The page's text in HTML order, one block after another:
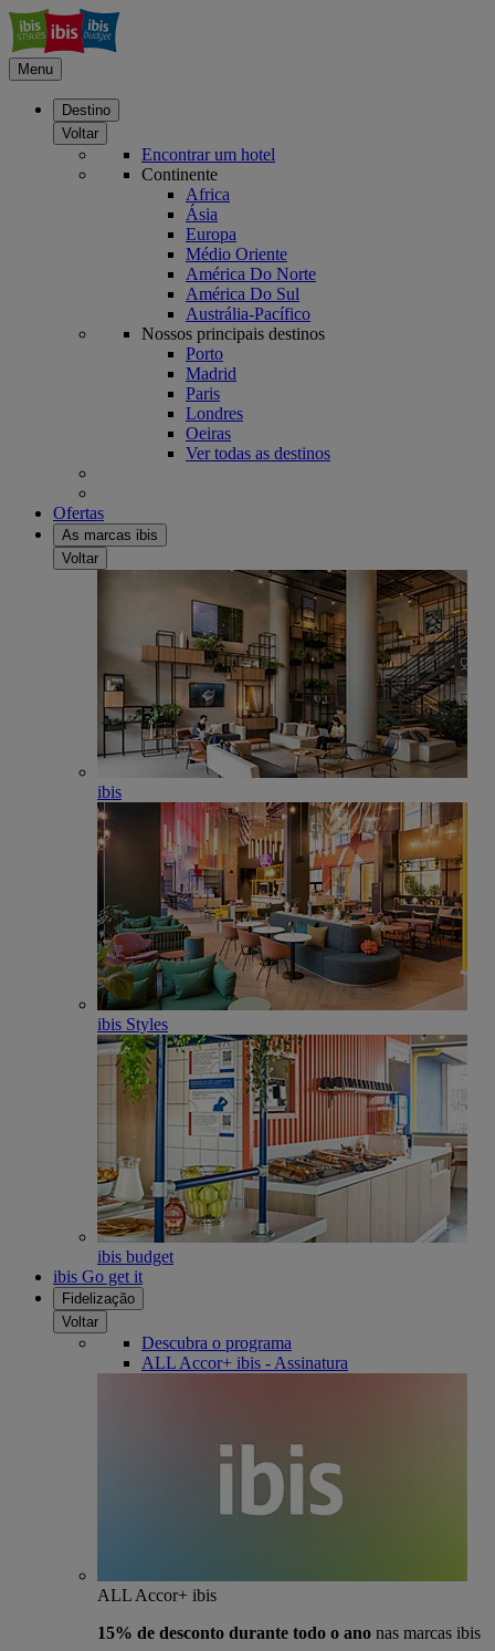
Menu
Destino
Voltar
Encontrar um hotel
Continente
Africa
Ásia
Europa
Médio Oriente
América Do Norte
América Do Sul
Austrália-Pacífico
Nossos principais destinos
Porto
Madrid
Paris
Londres
Oeiras
Ver todas as destinos
Ofertas
As marcas ibis
Voltar
ibis
ibis Styles
ibis budget
ibis Go get it
Fidelização
Voltar
Descubra o programa
ALL Accor+ ibis - Assinatura
ALL Accor+ ibis
15% de desconto durante todo o ano nas marcas ibis